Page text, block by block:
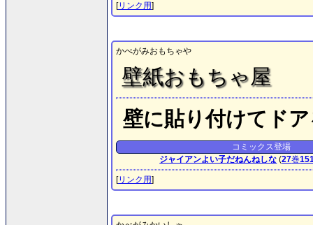
[リンク用]
かべがみおもちゃや
壁紙おもちゃ屋
壁に貼り付けてド
コミックス登場
ジャイアンよい子だねんねしな (27巻
[リンク用]